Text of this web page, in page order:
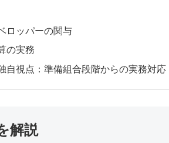
ロッパーの関与
の実務
自視点：準備組合段階からの実務対応
解説